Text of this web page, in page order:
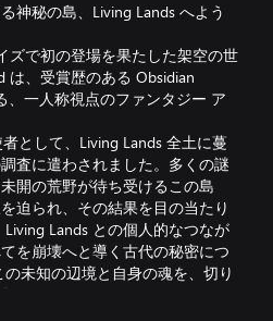
神秘の島、Living Lands へよう
ズで初の登場を果たした架空の世
は、受賞歴のある Obsidian
、一人称視点のファンタジー ア
として、Living Lands 全土に蔓
査に遣わされました。多くの謎
開の荒野が待ち受けるこの島
迫られ、その結果を目の当たり
Lands との個人的なつなが
を崩壊へと導く古代の秘密につ
未知の辺境と自身の魂を、切り
うことができるでしょうか。